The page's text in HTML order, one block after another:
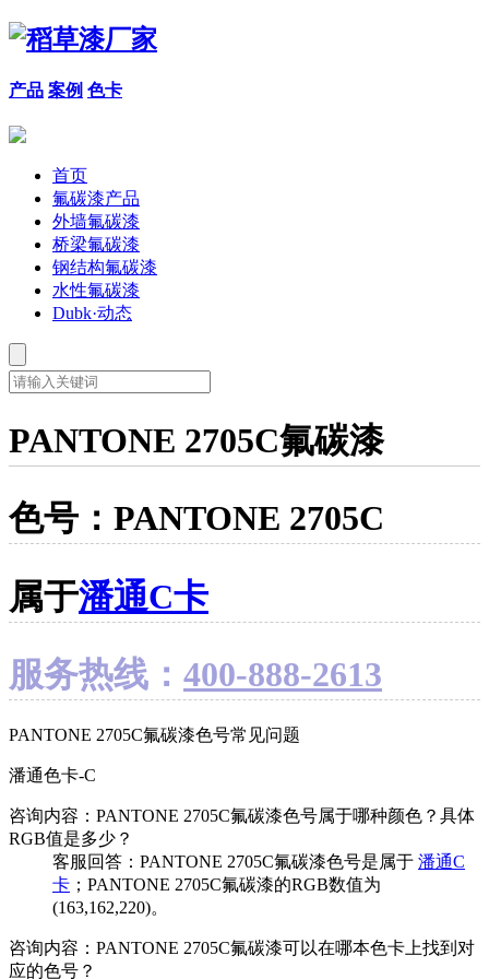
产品 案例 色卡
首页
氟碳漆产品
外墙氟碳漆
桥梁氟碳漆
钢结构氟碳漆
水性氟碳漆
Dubk·动态
PANTONE 2705C氟碳漆
色号：PANTONE 2705C
属于潘通C卡
服务热线： 400-888-2613
PANTONE 2705C氟碳漆色号常见问题
潘通色卡-C
咨询内容：PANTONE 2705C氟碳漆色号属于哪种颜色？具体
RGB值是多少？
客服回答：PANTONE 2705C氟碳漆色号是属于 潘通C
卡 ；PANTONE 2705C氟碳漆的RGB数值为
(163,162,220)。
咨询内容：PANTONE 2705C氟碳漆可以在哪本色卡上找到对
应的色号？